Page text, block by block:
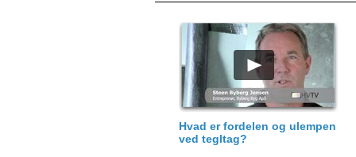
Hvad er fordelen og ulempen
ved tegltag?